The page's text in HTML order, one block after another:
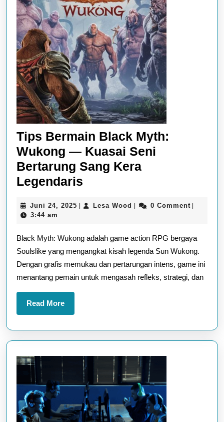
Tips Bermain Black Myth:
Wukong — Kuasai Seni
Bertarung Sang Kera
Legendaris
Black
Wukong
—
Kuasai
Kera
Legendaris
Juni 24, 2025 Juni
| Lesa Wood Lesa
| 0 Comment |
3:44 am
Black Myth: Wukong adalah game action RPG bergaya
Soulslike yang mengangkat kisah legenda Sun Wukong.
Dengan grafis memukau dan pertarungan intens, game ini
menantang pemain untuk mengasah refleks, strategi, dan
Read MoreRead
More